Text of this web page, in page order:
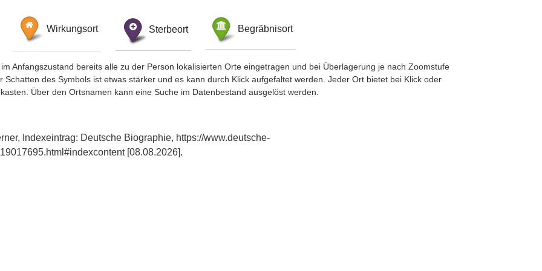
Wirkungsort Sterbeort Begräbnisort
Anfangszustand bereits alle zu der Person lokalisierten Orte eingetragen und bei Überlagerung je nach Zoomstufe
Schatten des Symbols ist etwas stärker und es kann durch Klick aufgefaltet werden. Jeder Ort bietet bei Klick oder
Über den Ortsnamen kann eine Suche im Datenbestand ausgelöst werden.
Indexeintrag: Deutsche Biographie, https://www.deutsche-
[08.08.2026].